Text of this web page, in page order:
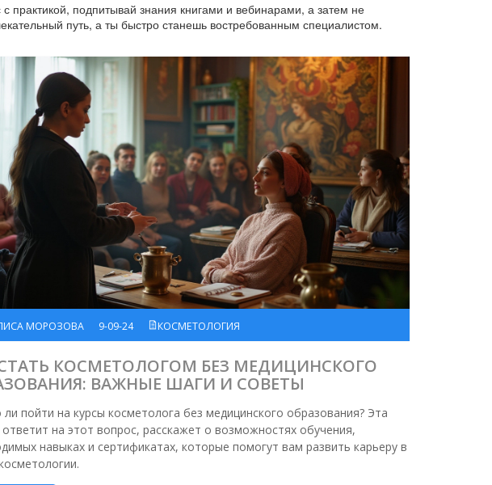
практикой, подпитывай знания книгами и вебинарами, а затем не
путь, а ты быстро станешь востребованным специалистом.
МОРОЗОВА 9-09-24 КОСМЕТОЛОГИЯ
КОСМЕТОЛОГОМ БЕЗ МЕДИЦИНСКОГО
ВАЖНЫЕ ШАГИ И СОВЕТЫ
пойти на курсы косметолога без медицинского образования? Эта
ответит на этот вопрос, расскажет о возможностях обучения,
навыках и сертификатах, которые помогут вам развить карьеру в